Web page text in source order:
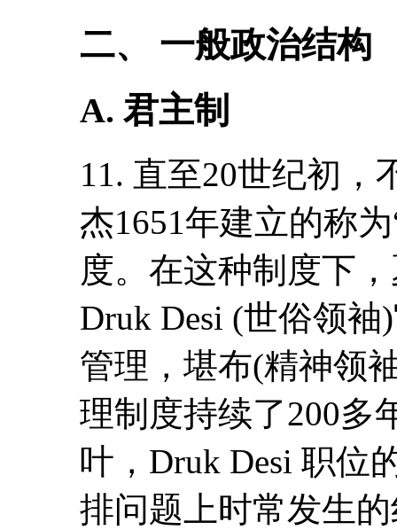
二、 一般政治结构
A. 君主制
11. 直至20世纪初，
杰1651年建立的称
度。在这种制度下
Druk Desi (世俗领
管理，堪布(精神领
理制度持续了200多
叶，Druk Desi 职位
排问题上时常发生